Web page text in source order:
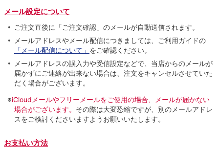
メール設定について
ご注文直後に「ご注文確認」のメールが自動送信されます。
メールアドレスやメール配信につきましては、ご利用ガイドの
「メール配信について」 をご確認ください。
メールアドレスの誤入力や受信設定などで、当店からのメールが
届かずにご連絡が出来ない場合は、注文をキャンセルさせていた
だく場合がございます。
※iCloudメールやフリーメールをご使用の場合、メールが届かない
場合がございます。 その際は大変恐縮ですが、別のメールアドレ
スをご検討くださいますようお願いいたします。
お支払い方法